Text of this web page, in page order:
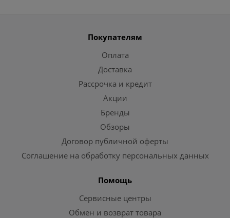
Покупателям
Оплата
Доставка
Рассрочка и кредит
Акции
Бренды
Обзоры
Договор публичной оферты
Соглашение на обработку персональных данных
Помощь
Сервисные центры
Обмен и возврат товара